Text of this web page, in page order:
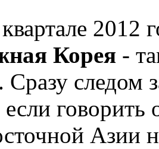
Корея -
Сразу следом
говорить
Азии